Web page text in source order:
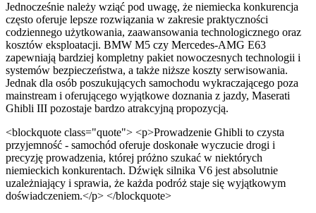
Jednocześnie należy wziąć pod uwagę, że niemiecka konkurencja
często oferuje lepsze rozwiązania w zakresie praktyczności
codziennego użytkowania, zaawansowania technologicznego oraz
kosztów eksploatacji. BMW M5 czy Mercedes-AMG E63
zapewniają bardziej kompletny pakiet nowoczesnych technologii i
systemów bezpieczeństwa, a także niższe koszty serwisowania.
Jednak dla osób poszukujących samochodu wykraczającego poza
mainstream i oferującego wyjątkowe doznania z jazdy, Maserati
Ghibli III pozostaje bardzo atrakcyjną propozycją.
<blockquote class="quote"> <p>Prowadzenie Ghibli to czysta
przyjemność - samochód oferuje doskonałe wyczucie drogi i
precyzję prowadzenia, której próżno szukać w niektórych
niemieckich konkurentach. Dźwięk silnika V6 jest absolutnie
uzależniający i sprawia, że każda podróż staje się wyjątkowym
doświadczeniem.</p> </blockquote>